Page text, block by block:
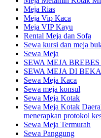
Meja Rias
Meja Vip Kaca
Meja VIP Kayu
Rental Meja dan Sofa
Sewa kursi dan meja
Sewa Meja
SEWA MEJA
SEWA MEJA DI
Sewa Meja Kaca
Sewa meja konsul
Sewa Meja Kotak
Sewa Meja Kotak
menerapkan protokol
Sewa Meja Termurah
Sewa Panggung